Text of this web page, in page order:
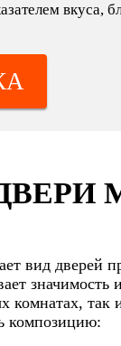
вкуса,
вид дверей
так
композицию: